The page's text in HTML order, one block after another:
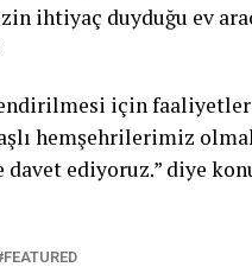
ihtiyaç duyduğu ev
için
hemşehrilerimiz
ediyoruz.” diye
FEATURED